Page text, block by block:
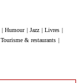
| Humour | Jazz | Livres |
Tourisme & restaurants |